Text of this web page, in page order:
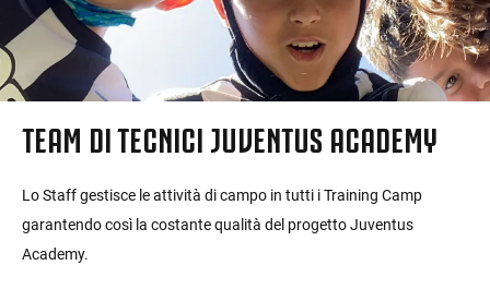
TEAM DI TECNICI JUVENTUS ACADEMY
Lo Staff gestisce le attività di campo in tutti i Training Camp
garantendo così la costante qualità del progetto Juventus
Academy.